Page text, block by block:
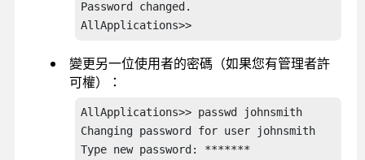
Password changed.
變更另一位使用者的密碼（如果您有管理者許
可權）：
AllApplications>> passwd johnsmith
Changing password for user johnsmith
Type new password: *******